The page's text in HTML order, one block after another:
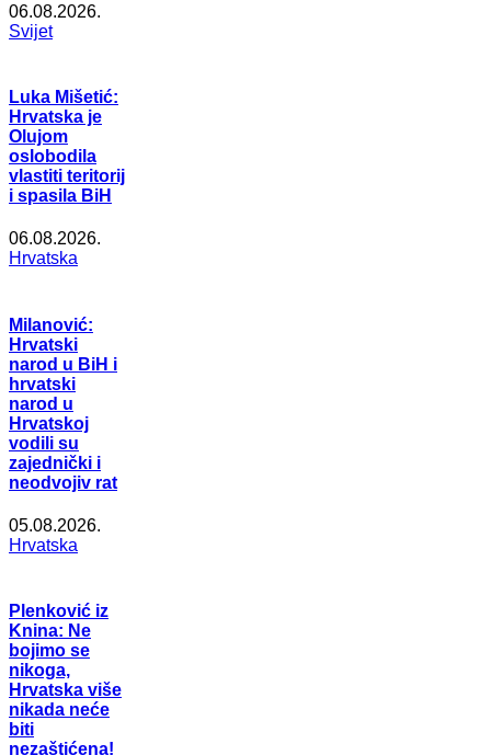
06.08.2026.
Svijet
Luka Mišetić:
Hrvatska je
Olujom
oslobodila
vlastiti teritorij
i spasila BiH
06.08.2026.
Hrvatska
Milanović:
Hrvatski
narod u BiH i
hrvatski
narod u
Hrvatskoj
vodili su
zajednički i
neodvojiv rat
05.08.2026.
Hrvatska
Plenković iz
Knina: Ne
bojimo se
nikoga,
Hrvatska više
nikada neće
biti
nezaštićena!